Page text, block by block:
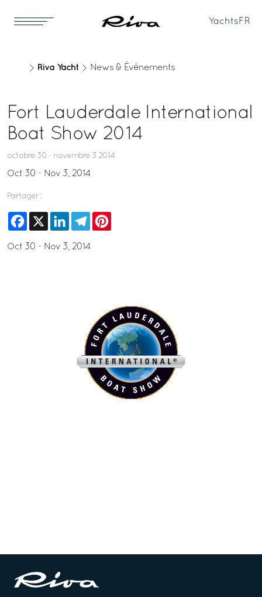
Yachts FR
Riva Yacht News & Événements
Fort Lauderdale International
Boat Show 2014
octobre 30 - novembre 3 2014
Oct 30 - Nov 3, 2014
Partager :
Facebook
X LinkedInTelegram
Oct 30 - Nov 3, 2014